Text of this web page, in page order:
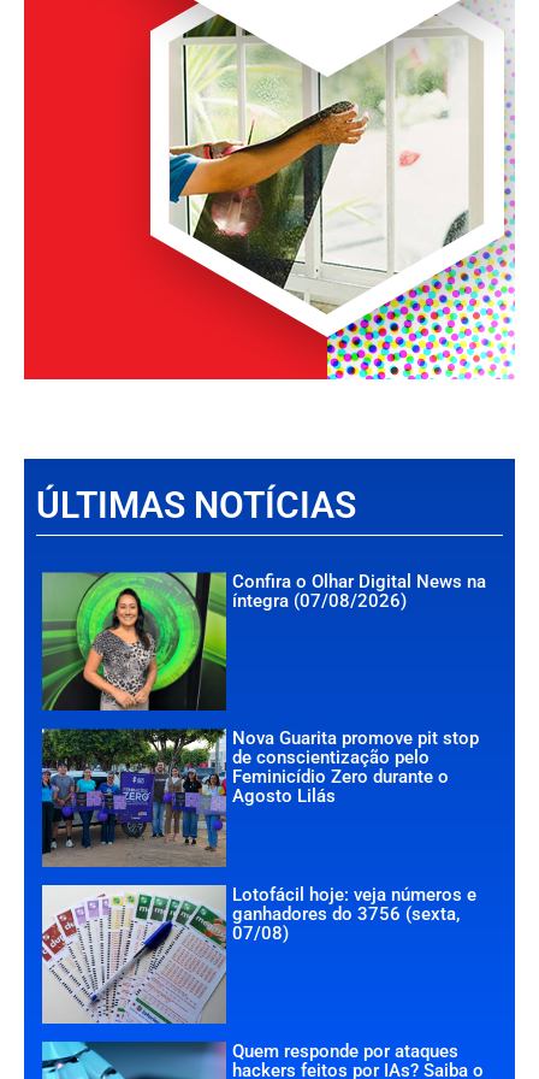
ÚLTIMAS NOTÍCIAS
Confira o Olhar Digital News na
íntegra (07/08/2026)
Nova Guarita promove pit stop
de conscientização pelo
Feminicídio Zero durante o
Agosto Lilás
Lotofácil hoje: veja números e
ganhadores do 3756 (sexta,
07/08)
Quem responde por ataques
hackers feitos por IAs? Saiba o